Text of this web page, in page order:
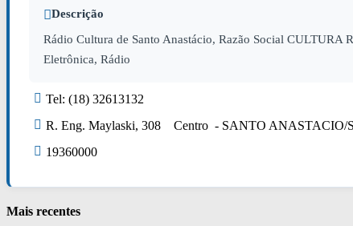
Descrição
Rádio Cultura de Santo Anastácio, Razão Social
Eletrônica, Rádio
Tel: (18) 32613132
R. Eng. Maylaski, 308 Centro - SANTO ANASTACIO/
19360000
Mais recentes